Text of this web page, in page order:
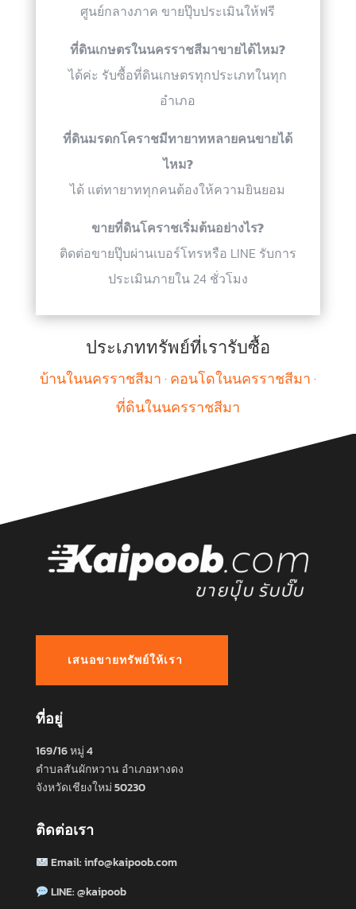
ศูนย์กลางภาค ขายปุ๊บประเมินให้ฟรี
ที่ดินเกษตรในนครราชสีมาขายได้ไหม?
ได้ค่ะ รับซื้อที่ดินเกษตรทุกประเภทในทุก
อำเภอ
ที่ดินมรดกโคราชมีทายาทหลายคนขายได้
ไหม?
ได้ แต่ทายาททุกคนต้องให้ความยินยอม
ขายที่ดินโคราชเริ่มต้นอย่างไร?
ติดต่อขายปุ๊บผ่านเบอร์โทรหรือ LINE รับการ
ประเมินภายใน 24 ชั่วโมง
ประเภททรัพย์ที่เรารับซื้อ
บ้านในนครราชสีมา ·คอนโดในนครราชสีมา ·
ที่ดินในนครราชสีมา
เสนอขายทรัพย์ให้เรา
ที่อยู่
169/16 หมู่ 4
ตำบลสันผักหวาน อำเภอหางดง
จังหวัดเชียงใหม่ 50230
ติดต่อเรา
Email:info@kaipoob.com
LINE:@kaipoob